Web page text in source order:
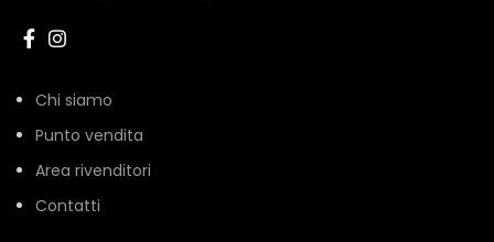
Chi siamo
Punto vendita
Area rivenditori
Contatti